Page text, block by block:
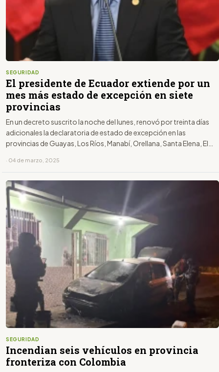
SEGURIDAD
El presidente de Ecuador extiende por un
mes más estado de excepción en siete
provincias
En un decreto suscrito la noche del lunes, renovó por treinta días
adicionales la declaratoria de estado de excepción en las
provincias de Guayas, Los Ríos, Manabí, Orellana, Santa Elena, El
· 04 de marzo, 2025
SEGURIDAD
Incendian seis vehículos en provincia
fronteriza con Colombia